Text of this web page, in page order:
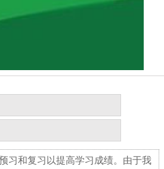
习和复习以提高学习成绩。由于我